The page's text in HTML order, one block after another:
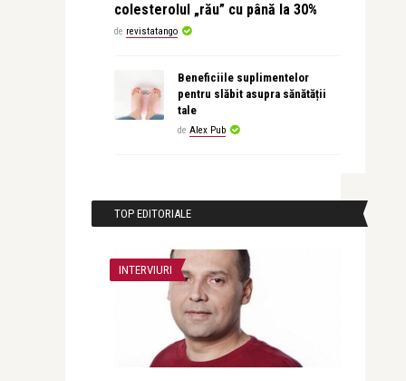
colesterolul „rău” cu până la 30%
de revistatango
Beneficiile suplimentelor
pentru slăbit asupra sănătății
tale
de Alex Pub
TOP EDITORIALE
INTERVIURI